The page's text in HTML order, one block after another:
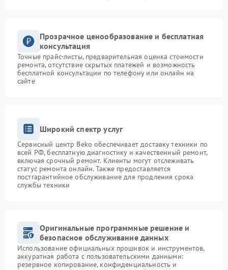
Прозрачное ценообразование и бесплатная
консультация
Точные прайс-листы, предварительная оценка стоимости
ремонта, отсутствие скрытых платежей и возможность
бесплатной консультации по телефону или онлайн на
сайте
Широкий спектр услуг
Сервисный центр Beko обеспечивает доставку техники по
всей РФ, бесплатную диагностику и качественный ремонт,
включая срочный ремонт. Клиенты могут отслеживать
статус ремонта онлайн. Также предоставляется
постгарантийное обслуживание для продления срока
службы техники
Оригинальные программные решение и
безопасное обслуживание данных
Использование официальных прошивок и инструментов,
аккуратная работа с пользовательскими данными:
резервное копирование, конфиденциальность и